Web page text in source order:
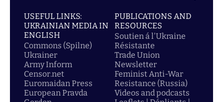
USEFUL LINKS:
UKRAINIAN MEDIA IN
ENGLISH
Commons (Spilne)
Ukrainer
Army Inform
Censor.net
Euromaidan Press
European Pravda
PUBLICATIONS AND
RESOURCES
Soutien á l'Ukraine
Résistante
Trade Union
Newsletter
Feminist Anti-War
Resistance (Russia)
Videos and podcasts